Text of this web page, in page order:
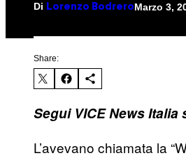
Di Lorenzo BodreroMarzo 3,
Share:
Segui VICE News
L’avevano chiamata la